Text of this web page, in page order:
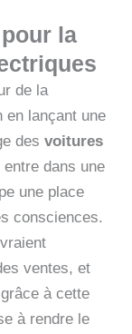
la
de la
en lançant une
des voitures
dans une
une place
consciences.
ventes, et
à cette
à rendre le